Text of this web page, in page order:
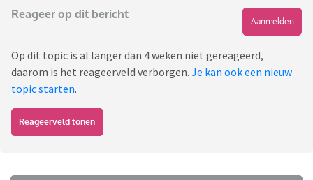
Reageer op dit bericht
Aanmelden
Op dit topic is al langer dan 4 weken niet gereageerd,
daarom is het reageerveld verborgen. Je kan ook een nieuw
topic starten.
Reageerveld tonen